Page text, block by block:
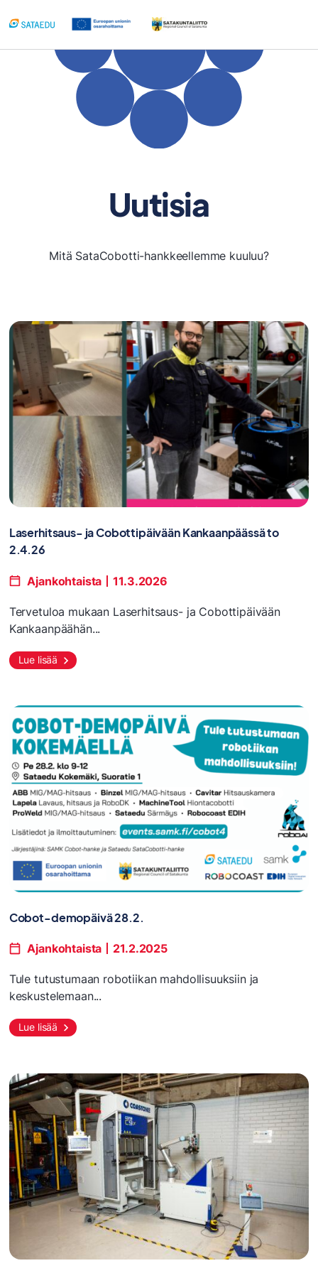
sisältöön
Uutisia
Mitä SataCobotti-hankkeellemme kuuluu?
Laserhitsaus- ja Cobottipäivään Kankaanpäässä to
2.4.26
Ajankohtaista 11.3.2026
Tervetuloa mukaan Laserhitsaus- ja Cobottipäivään
Kankaanpäähän...
Lue lisää
Cobot-demopäivä 28.2.
Ajankohtaista 21.2.2025
Tule tutustumaan robotiikan mahdollisuuksiin ja
keskustelemaan...
Lue lisää